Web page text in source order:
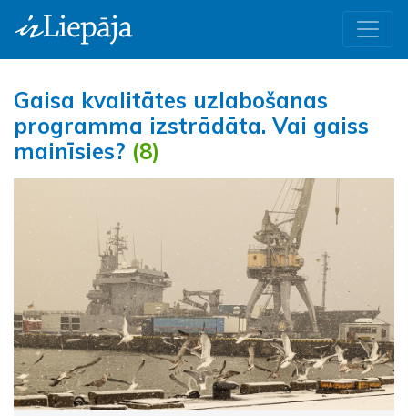
Gaisa kvalitātes uzlabošanas
programma izstrādāta. Vai gaiss
mainīsies? (8)